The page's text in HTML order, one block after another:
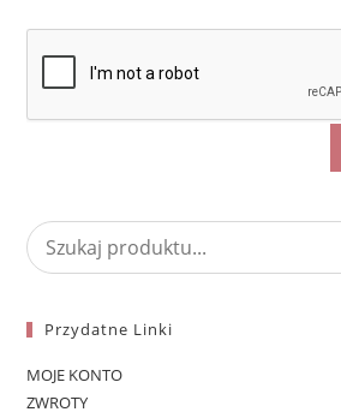
Przydatne Linki
MOJE KONTO
ZWROTY